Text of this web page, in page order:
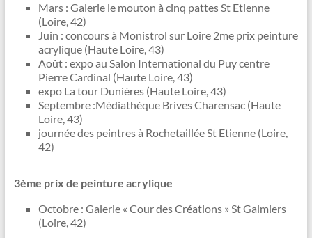
Mars : Galerie le mouton à cinq pattes St Etienne
(Loire, 42)
Juin : concours à Monistrol sur Loire 2me prix peinture
acrylique (Haute Loire, 43)
Août : expo au Salon International du Puy centre
Pierre Cardinal (Haute Loire, 43)
expo La tour Dunières (Haute Loire, 43)
Septembre :Médiathèque Brives Charensac (Haute
Loire, 43)
journée des peintres à Rochetaillée St Etienne (Loire,
42)
3ème prix de peinture acrylique
Octobre : Galerie « Cour des Créations » St Galmiers
(Loire, 42)